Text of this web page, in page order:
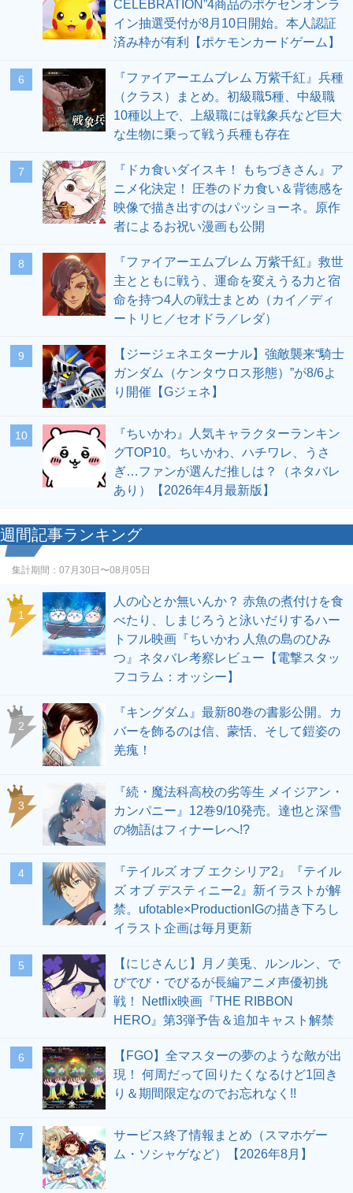
CELEBRATION”4商品のポケセンオンラ
イン抽選受付が8月10日開始。本人認証
済み枠が有利【ポケモンカードゲーム】
6
『ファイアーエムブレム 万紫千紅』兵種
（クラス）まとめ。初級職5種、中級職
10種以上で、上級職には戦象兵など巨大
な生物に乗って戦う兵種も存在
7
『ドカ食いダイスキ！ もちづきさん』ア
ニメ化決定！ 圧巻のドカ食い＆背徳感を
映像で描き出すのはパッショーネ。原作
者によるお祝い漫画も公開
8
『ファイアーエムブレム 万紫千紅』救世
主とともに戦う、運命を変えうる力と宿
命を持つ4人の戦士まとめ（カイ／ディ
ートリヒ／セオドラ／レダ）
9
【ジージェネエターナル】強敵襲来“騎士
ガンダム（ケンタウロス形態）”が8/6よ
り開催【Gジェネ】
10
『ちいかわ』人気キャラクターランキン
グTOP10。ちいかわ、ハチワレ、うさ
ぎ…ファンが選んだ推しは？（ネタバレ
あり）【2026年4月最新版】
週間記事ランキング
集計期間： 07月30日〜08月05日
1
人の心とか無いんか？ 赤魚の煮付けを食
べたり、しまじろうと泳いだりするハー
トフル映画『ちいかわ 人魚の島のひみ
つ』ネタバレ考察レビュー【電撃スタッ
フコラム：オッシー】
2
『キングダム』最新80巻の書影公開。カ
バーを飾るのは信、蒙恬、そして鎧姿の
羌瘣！
3
『続・魔法科高校の劣等生 メイジアン・
カンパニー』12巻9/10発売。達也と深雪
の物語はフィナーレへ!?
4
『テイルズ オブ エクシリア2』『テイル
ズ オブ デスティニー2』新イラストが解
禁。ufotable×ProductionIGの描き下ろし
イラスト企画は毎月更新
5
【にじさんじ】月ノ美兎、ルンルン、で
びでび・でびるが長編アニメ声優初挑
戦！ Netflix映画『THE RIBBON
HERO』第3弾予告＆追加キャスト解禁
6
【FGO】全マスターの夢のような敵が出
現！ 何周だって回りたくなるけど1回き
り＆期間限定なのでお忘れなく!!
7
サービス終了情報まとめ（スマホゲー
ム・ソシャゲなど）【2026年8月】